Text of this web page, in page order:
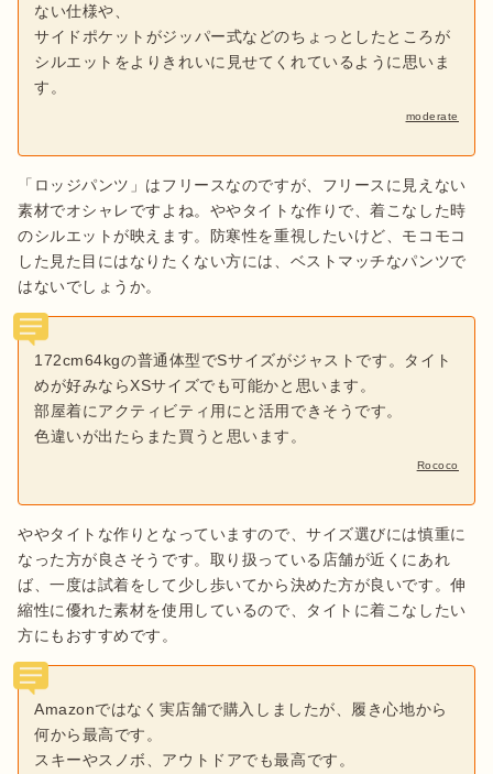
ない仕様や、
サイドポケットがジッパー式などのちょっとしたところが
シルエットをよりきれいに見せてくれているように思いま
す。
moderate
「ロッジパンツ」はフリースなのですが、フリースに見えない
素材でオシャレですよね。ややタイトな作りで、着こなした時
のシルエットが映えます。防寒性を重視したいけど、モコモコ
した見た目にはなりたくない方には、ベストマッチなパンツで
はないでしょうか。
172cm64kgの普通体型でSサイズがジャストです。タイト
めが好みならXSサイズでも可能かと思います。
部屋着にアクティビティ用にと活用できそうです。
色違いが出たらまた買うと思います。
Rococo
ややタイトな作りとなっていますので、サイズ選びには慎重に
なった方が良さそうです。取り扱っている店舗が近くにあれ
ば、一度は試着をして少し歩いてから決めた方が良いです。伸
縮性に優れた素材を使用しているので、タイトに着こなしたい
方にもおすすめです。
Amazonではなく実店舗で購入しましたが、履き心地から
何から最高です。
スキーやスノボ、アウトドアでも最高です。